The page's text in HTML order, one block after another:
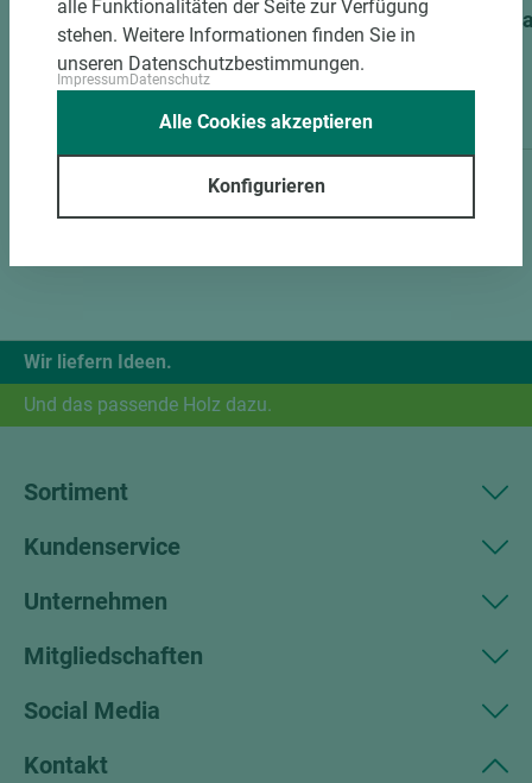
Riegelloch neusilber DIN R
Wir liefern Ideen.
Und das passende Holz dazu.
Sortiment
Kundenservice
Unternehmen
Mitgliedschaften
Social Media
Kontakt
alle Funktionalitäten der Seite zur Verfügung
stehen. Weitere Informationen finden Sie in
unseren Datenschutzbestimmungen.
ImpressumDatenschutz
Konfigurieren
Alle Cookies akzeptieren